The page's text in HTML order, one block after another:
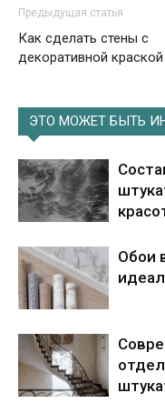
Предыдущая статья
Как сделать стены с
декоративной краской
ЭТО МОЖЕТ БЫТЬ
Обои